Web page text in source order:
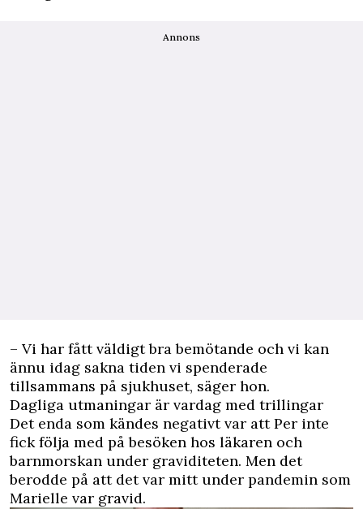
Annons
– Vi har fått väldigt bra bemötande och vi kan
ännu idag sakna tiden vi spenderade
tillsammans på sjukhuset, säger hon.
Dagliga utmaningar är vardag med trillingar
Det enda som kändes negativt var att Per inte
fick följa med på besöken hos läkaren och
barnmorskan under graviditeten. Men det
berodde på att det var mitt under pandemin som
Marielle var gravid.